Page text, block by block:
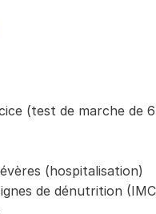
(test de marche de 6
(hospitalisation)
de dénutrition